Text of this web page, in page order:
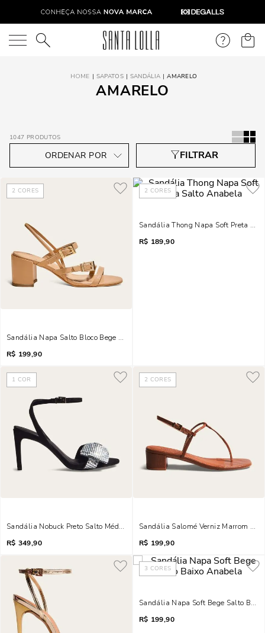
O que você está procurando?
SAPATOS SANDÁLIA AMARELO
AMARELO
1047 PRODUTOS
2 CORES
Sandália Napa Salto Bloco Bege Tiras Fivelas
R$ 199,90
2 CORES
Sandália Thong Napa Soft Preta
R$ 189,90
1 COR
Sandália Nobuck Preto Salto Médio Laço Brilho
R$ 349,90
2 CORES
Sandália Salomé Verniz Marrom
R$ 199,90
3 CORES
Sandália Napa Soft Bege Salto
R$ 199,90